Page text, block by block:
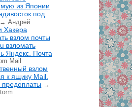
из Японии
под
→ Андрей
Хакера
взлом почты
взломать
Яндекс. Почта
Mail
взлом
к ящику Mail.
предоплаты →